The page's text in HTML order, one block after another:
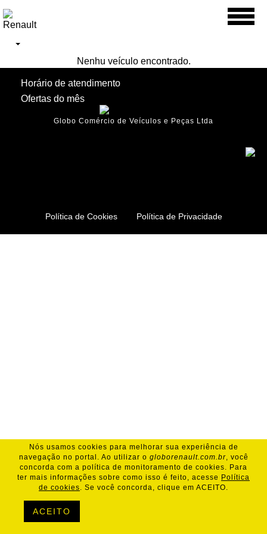
Nenhu veículo encontrado.
Horário de atendimento
Ofertas do mês
Globo Comércio de Veículos e Peças Ltda
Política de Cookies Política de Privacidade
Nós usamos cookies para melhorar sua experiência de
navegação no portal. Ao utilizar o globorenault.com.br, você
concorda com a política de monitoramento de cookies. Para
ter mais informações sobre como isso é feito, acesse Política
de cookies. Se você concorda, clique em ACEITO.
ACEITO